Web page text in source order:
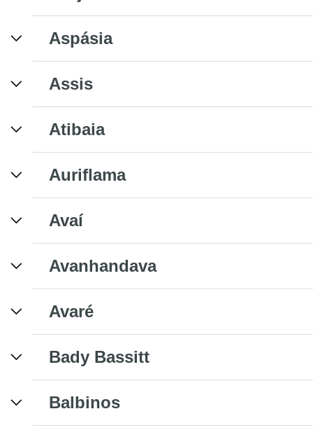
Aspásia
Assis
Atibaia
Auriflama
Avaí
Avanhandava
Avaré
Bady Bassitt
Balbinos